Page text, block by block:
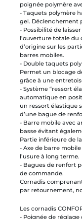
poignée polymère
- Taquets polymère
gel. Déclenchement
- Possibilité de
l’ouverture totale du
d’origine sur les
barres mobiles.
- Double taquets
Permet un blocage
grâce à une
- Système “ressort
automatique en
un ressort élastique
d’une bague de
- Barre mobile avec
basse évitant
Partie inférieure de
- Axe de barre
l’usure à long terme.
- Bagues de renfort
de commande.
Cornadis
par retournement,
Les cornadis
- Poignée de réglage